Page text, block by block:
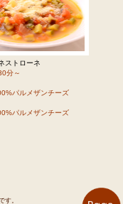
ストローネ
分～
パルメザンチーズ
パルメザンチーズ
す。